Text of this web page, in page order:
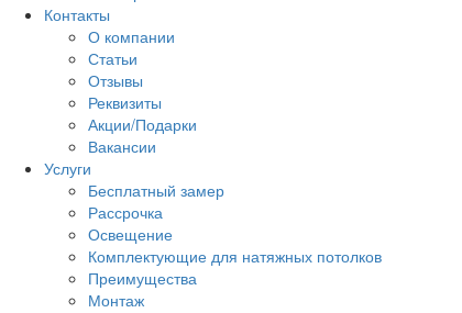
Контакты
О компании
Статьи
Отзывы
Реквизиты
Акции/Подарки
Вакансии
Услуги
Бесплатный замер
Рассрочка
Освещение
Комплектующие для натяжных потолков
Преимущества
Монтаж